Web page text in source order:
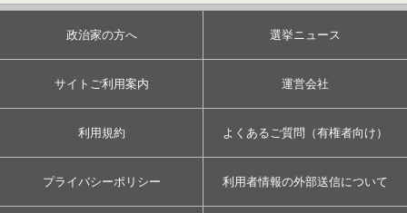
政治家の方へ 選挙ニュース
サイトご利用案内 運営会社
利用規約 よくあるご質問（有権者向け）
プライバシーポリシー 利用者情報の外部送信について